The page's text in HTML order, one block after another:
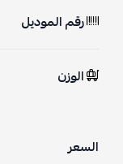
رقم الموديل
الوزن
السعر